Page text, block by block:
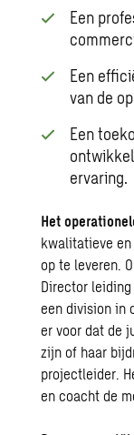
Een
Een
van de
Een
ervaring.
Het
kwalitatieve
op te leveren.
Director
een division in
er voor dat de
zijn of haar
projectleider.
en coacht de